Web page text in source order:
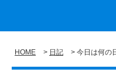
HOME 日記 今日は何の